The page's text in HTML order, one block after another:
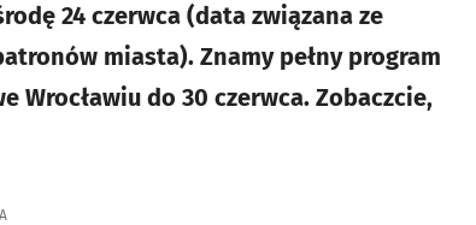
24 czerwca (data związana ze
miasta). Znamy pełny program
Wrocławiu do 30 czerwca. Zobaczcie,